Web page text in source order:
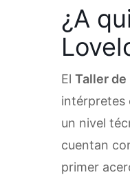
¿A
El Taller de
intérpretes
un nivel
cuentan
primer